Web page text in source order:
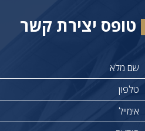
טופס יצירת קשר